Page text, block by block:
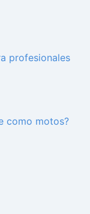
profesionales
como motos?